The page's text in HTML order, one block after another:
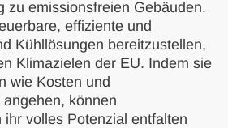
zu emissionsfreien Gebäuden.
effiziente und
Kühllösungen bereitzustellen,
Klimazielen der EU. Indem sie
wie Kosten und
können
ihr volles Potenzial entfalten